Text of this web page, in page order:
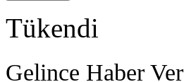
Tükendi
Gelince Haber Ver